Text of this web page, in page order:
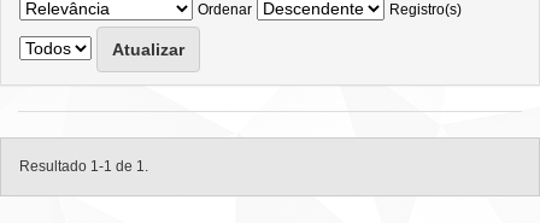
Ordenar
Registro(s)
Resultado 1-1 de 1.